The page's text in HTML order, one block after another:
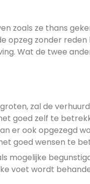
zoals ze thans
opzeg zonder
Wat de twee
zal de
goed zelf te
er ook opgezegd
goed wensen te
mogelijke
voet wordt